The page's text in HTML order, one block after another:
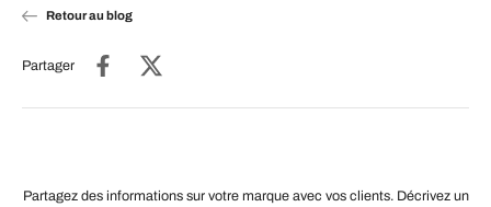
Retour au blog
Partager
Partagez des informations sur votre marque avec vos clients. Décrivez un